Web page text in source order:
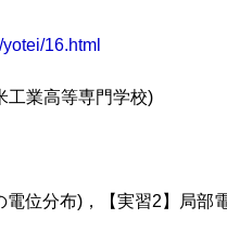
16.html
工業高等専門学校)
位分布)，【実習2】局部